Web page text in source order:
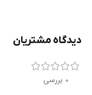
دیدگاه مشتریان
0 بررسی